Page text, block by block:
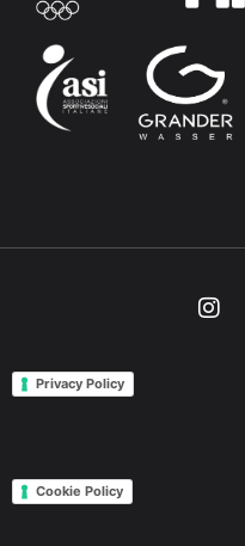
Privacy Policy
Cookie Policy